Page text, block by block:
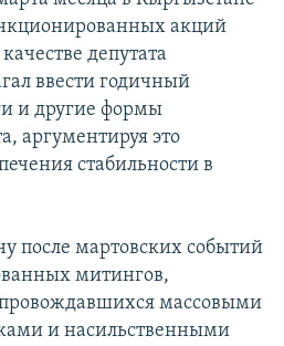
акций
депутата
ввести годичный
и другие формы
аргументируя это
стабильности в
после мартовских событий
митингов,
массовыми
и насильственными